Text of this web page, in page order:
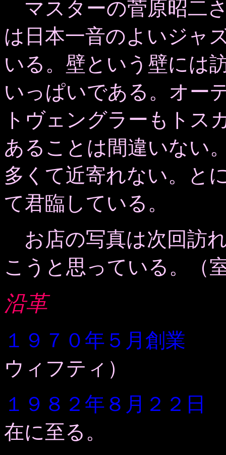
マスターの菅原昭二
は日本一音のよいジャ
いる。壁という壁には
いっぱいである。オー
トヴェングラーもトス
あることは間違いない
多くて近寄れない。と
て君臨している。
お店の写真は次回訪
こうと思っている。（
沿革
１９７０年５月創業
ウィフティ）
１９８２年８月２２日
在に至る。